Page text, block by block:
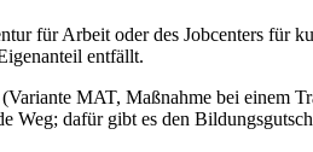
für Arbeit oder des Jobcenters für
entfällt.
MAT, Maßnahme bei einem
Weg; dafür gibt es den